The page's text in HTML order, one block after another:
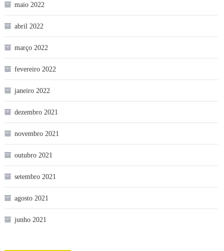
maio 2022
abril 2022
março 2022
fevereiro 2022
janeiro 2022
dezembro 2021
novembro 2021
outubro 2021
setembro 2021
agosto 2021
junho 2021